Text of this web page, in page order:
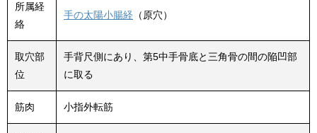
所属経
絡
手の太陽小腸経 （原穴）
取穴部
位
手背尺側にあり、第5中手骨底と三角骨の間の陥凹部
に取る
筋肉 小指外転筋